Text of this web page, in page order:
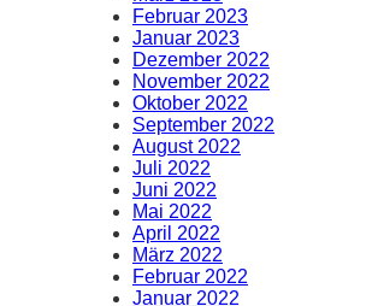
Februar 2023
Januar 2023
Dezember 2022
November 2022
Oktober 2022
September 2022
August 2022
Juli 2022
Juni 2022
Mai 2022
April 2022
März 2022
Februar 2022
Januar 2022